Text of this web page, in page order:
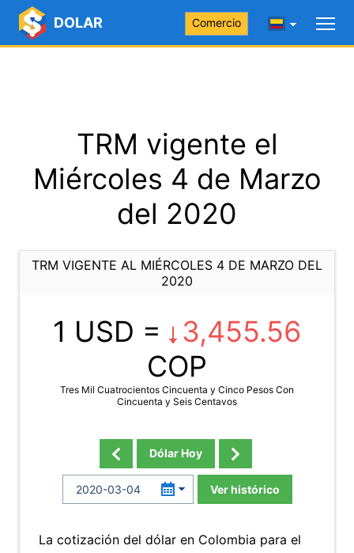
DOLAR Comercio
TRM vigente el
Miércoles 4 de Marzo
del 2020
TRM VIGENTE AL MIÉRCOLES 4 DE MARZO DEL
2020
1 USD =
3,455.56
COP
Tres Mil Cuatrocientos Cincuenta y Cinco Pesos Con
Cincuenta y Seis Centavos
Dólar Hoy
Ver histórico
La cotización del dólar en Colombia para el